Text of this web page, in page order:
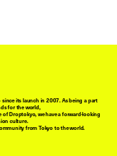
its launch in 2007. As being a part
for the world,
Droptokyo, we have a forward-looking
culture.
from Tokyo to the world.